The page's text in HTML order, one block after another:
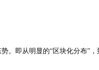
即从明显的“区块化分布”，